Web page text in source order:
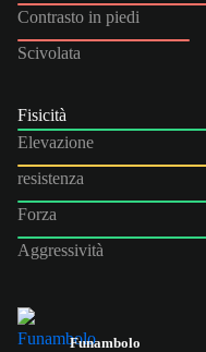
Contrasto in piedi
Scivolata
Fisicità
Elevazione
resistenza
Forza
Aggressività
Funambolo